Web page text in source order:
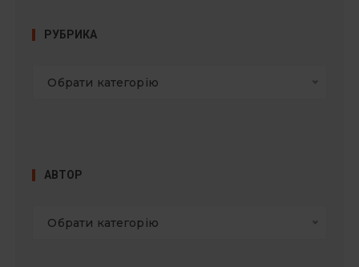
РУБРИКА
Обрати категорію
АВТОР
Обрати категорію